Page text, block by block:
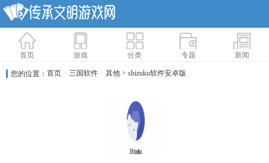
首页 游戏 分类 专题 新闻
您的位置： 首页 > 三国软件 > 其他 > shizuku软件安卓版